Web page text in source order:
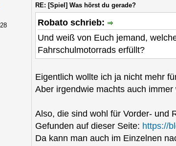
RE: [Spiel] Was hörst du gerade?
Robato schrieb:
Und weiß von Euch jemand,
Fahrschulmotorrads erfüllt?
Eigentlich wollte ich ja nicht mehr
Aber irgendwie machts auch
Also, die sind wohl für Vorder- und
Gefunden auf dieser Seite: https://
Da kann man auch im Einzelnen